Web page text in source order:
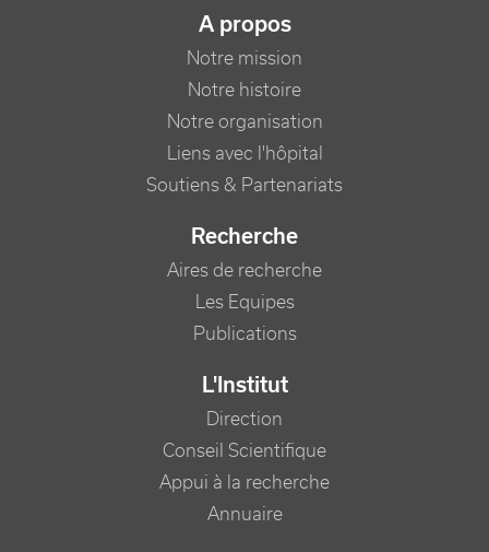
NAVIGATION PRINCIPALE
A propos
Notre mission
Notre histoire
Notre organisation
Liens avec l'hôpital
Soutiens & Partenariats
Recherche
Aires de recherche
Les Equipes
Publications
L'Institut
Direction
Conseil Scientifique
Appui à la recherche
Annuaire